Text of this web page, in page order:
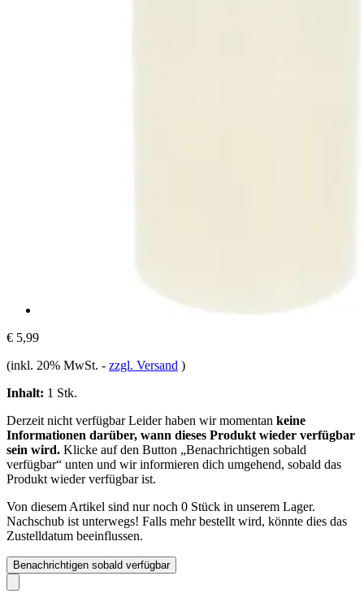
€ 5,99
(inkl. 20% MwSt. - zzgl. Versand )
Inhalt: 1 Stk.
Derzeit nicht verfügbarLeider haben wir momentan keine
Informationen darüber, wann dieses Produkt wieder verfügbar
sein wird. Klicke auf den Button „Benachrichtigen sobald
verfügbar“ unten und wir informieren dich umgehend, sobald das
Produkt wieder verfügbar ist.
Von diesem Artikel sind nur noch 0 Stück in unserem Lager.
Nachschub ist unterwegs! Falls mehr bestellt wird, könnte dies das
Zustelldatum beeinflussen.
Benachrichtigen sobald verfügbar